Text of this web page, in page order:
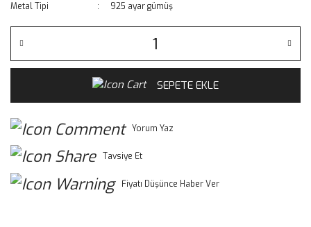
Metal Tipi 925 ayar gümüş
SEPETE EKLE
Yorum Yaz
Tavsiye Et
Fiyatı Düşünce Haber Ver